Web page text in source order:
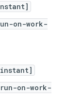
on-work-
on-work-